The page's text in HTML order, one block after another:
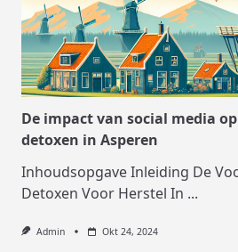
De impact van social media
detoxen in Asperen
Inhoudsopgave Inleiding De
Detoxen Voor Herstel In ...
Admin Okt 24, 2024